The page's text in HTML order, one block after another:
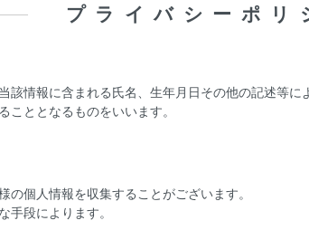
プライバシーポリ
該情報に含まれる氏名、生年月日その他の記述等
ととなるものをいいます。
個人情報を収集することがございます。
段によります。